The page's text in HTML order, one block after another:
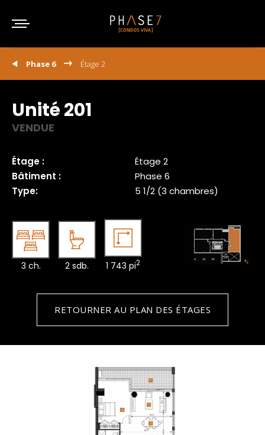
Phase 6 Étage 2
Unité 201
VENDUE
Étage :
Étage 2
Bâtiment :
Phase 6
Type:
5 1/2 (3 chambres)
3 ch. 2 sdb. 1 743 pi2
RETOURNER AU PLAN DES ÉTAGES